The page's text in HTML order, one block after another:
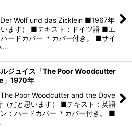
絞り込む
Wolf und das Zicklein ■1967年
います） ■テキスト：ドイツ語 ■エ
ードカバー ＊カバー付き。 ■サイ
ルジュイス「The Poor Woodcutter
」1970年
Poor Woodcutter and the Dove
だと思います） ■テキスト：英語
：ハードカバー ＊カバー付き。 ■